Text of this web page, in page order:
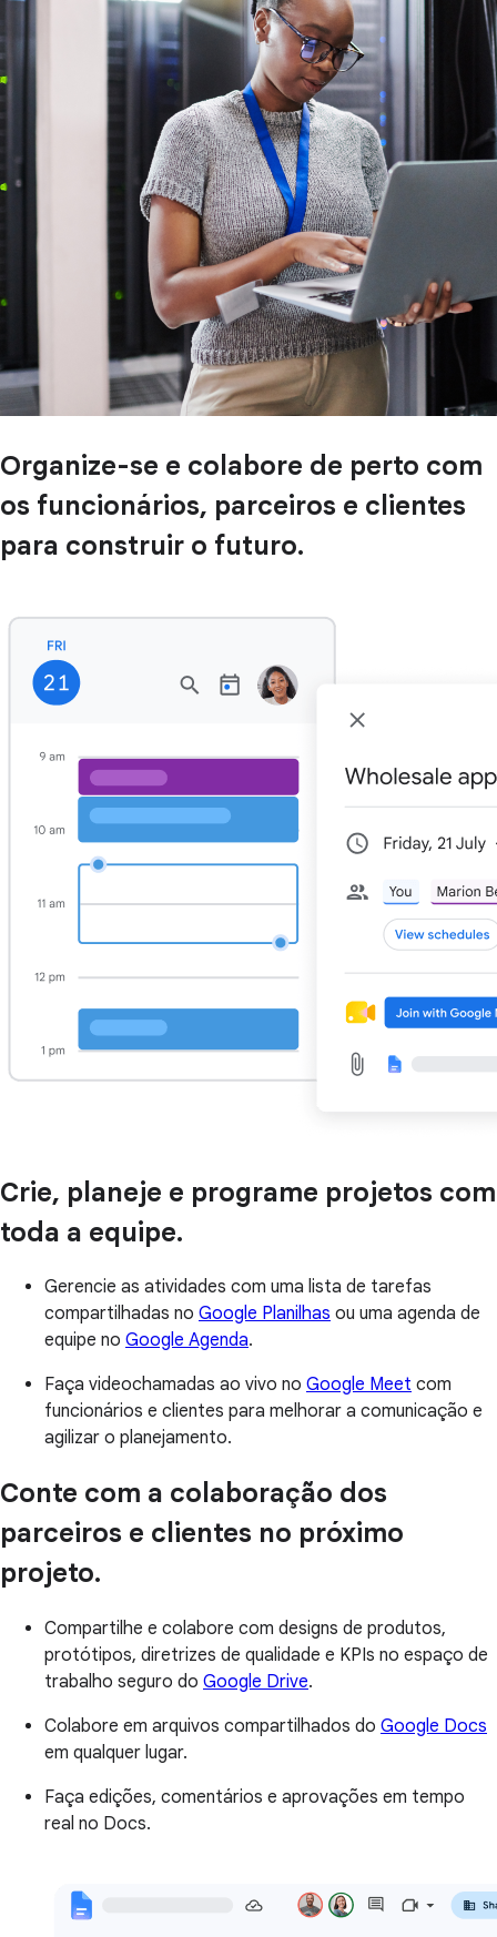
Organize-se e colabore de perto com
os funcionários, parceiros e clientes
para construir o futuro.
Crie, planeje e programe projetos com
toda a equipe.
Gerencie as atividades com uma lista de tarefas
compartilhadas no Google Planilhas ou uma agenda de
equipe no Google Agenda.
Faça videochamadas ao vivo no Google Meet com
funcionários e clientes para melhorar a comunicação e
agilizar o planejamento.
Conte com a colaboração dos
parceiros e clientes no próximo
projeto.
Compartilhe e colabore com designs de produtos,
protótipos, diretrizes de qualidade e KPIs no espaço de
trabalho seguro do Google Drive.
Colabore em arquivos compartilhados do Google Docs
em qualquer lugar.
Faça edições, comentários e aprovações em tempo
real no Docs.